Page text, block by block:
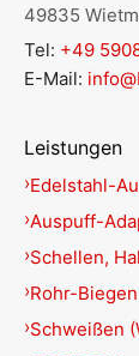
49835
Tel: +49
E-Mail:
Leistungen
Edelstahl-
Auspuff-
Schellen,
Rohr-
Schweißen